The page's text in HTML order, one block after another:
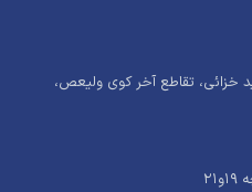
خزائی، تقاطع آخر کوی ولیعص،